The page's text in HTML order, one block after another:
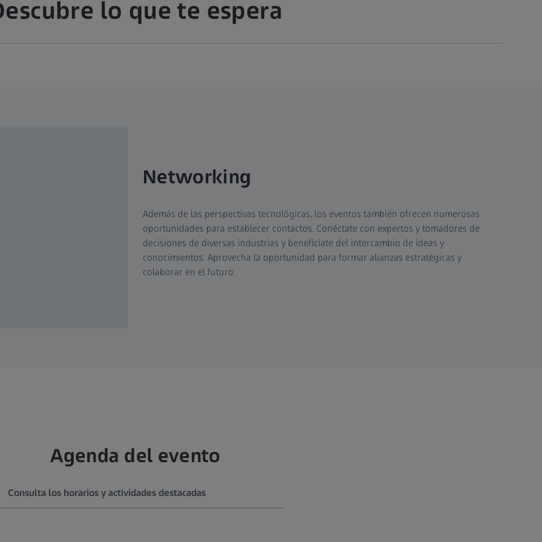
lo que te espera
Networking
Además de las perspectivas tecnológicas, los eventos también ofrecen numerosas
oportunidades para establecer contactos. Conéctate con expertos y tomadores de
decisiones de diversas industrias y benefíciate del intercambio de ideas y
conocimientos. Aprovecha la oportunidad para formar alianzas estratégicas y
colaborar en el futuro.
Agenda del evento
Consulta los horarios y actividades destacadas